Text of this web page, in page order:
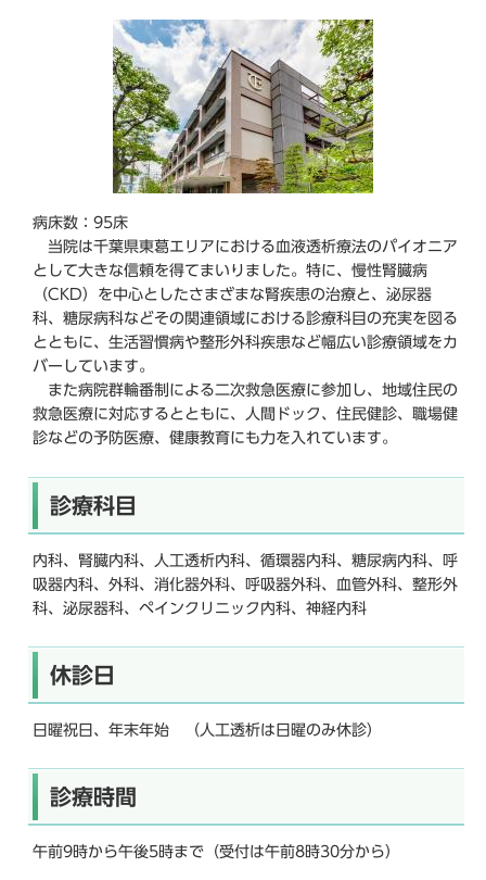
病床数：95床
当院は千葉県東葛エリアにおける血液透析療法のパイオニア
として大きな信頼を得てまいりました。特に、慢性腎臓病
（CKD）を中心としたさまざまな腎疾患の治療と、泌尿器
科、糖尿病科などその関連領域における診療科目の充実を図る
とともに、生活習慣病や整形外科疾患など幅広い診療領域をカ
バーしています。
また病院群輪番制による二次救急医療に参加し、地域住民の
救急医療に対応するとともに、人間ドック、住民健診、職場健
診などの予防医療、健康教育にも力を入れています。
診療科目
内科、腎臓内科、人工透析内科、循環器内科、糖尿病内科、呼
吸器内科、外科、消化器外科、呼吸器外科、血管外科、整形外
科、泌尿器科、ペインクリニック内科、神経内科
休診日
日曜祝日、年末年始 （人工透析は日曜のみ休診）
診療時間
午前9時から午後5時まで（受付は午前8時30分から）